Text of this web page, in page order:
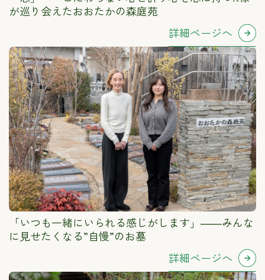
が巡り会えたおおたかの森庭苑
詳細ページへ
「いつも一緒にいられる感じがします」――みんな
に見せたくなる”自慢”のお墓
詳細ページへ